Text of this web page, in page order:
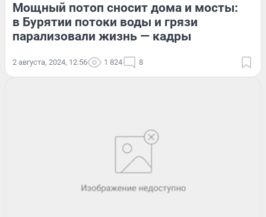
Мощный потоп сносит дома и мосты:
в Бурятии потоки воды и грязи
парализовали жизнь — кадры
2 августа, 2024, 12:56 1 824 8